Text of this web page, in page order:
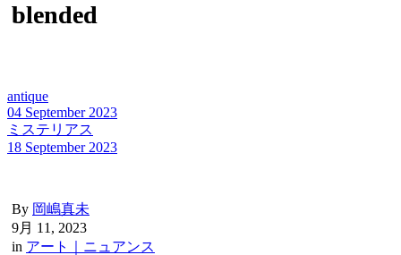
blended
antique
04 September 2023
ミステリアス
18 September 2023
By 岡嶋真未
9月 11, 2023
in アート｜ニュアンス